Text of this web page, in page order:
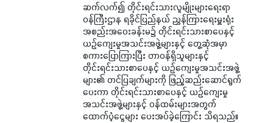
ဆက်လက်၍ တိုင်းရင်းသားလူမျိုးများရေးရာ
ဝန်ကြီးဌာန ရခိုင်ပြည်နယ် ညွှန်ကြားရေးမှူးရုံး
အစည်းအဝေးခန်းမ၌ တိုင်းရင်းသားစာပေနှင့်
ယဉ်ကျေးမှုအသင်းအဖွဲ့များနှင့် တွေ့ဆုံအမှာ
စကားပြောကြားပြီး တာဝန်ရှိသူများနှင့်
တိုင်းရင်းသားစာပေနှင့် ယဉ်ကျေးမှုအသင်းအဖွဲ့
များ၏ တင်ပြချက်များကို ဖြည့်ဆည်းဆောင်ရွက်
ပေးကာ တိုင်းရင်းသားစာပေနှင့် ယဉ်ကျေးမှု
အသင်းအဖွဲ့များနှင့် ဝန်ထမ်းများအတွက်
ထောက်ပံ့ငွေများ ပေးအပ်ခဲ့ကြောင်း သိရသည်။